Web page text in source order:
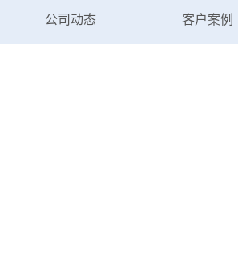
公司动态 客户案例